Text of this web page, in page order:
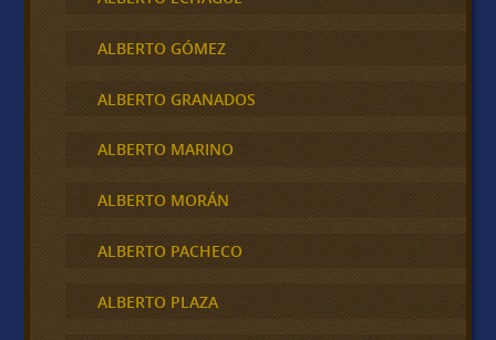
ALBERTO GÓMEZ
ALBERTO GRANADOS
ALBERTO MARINO
ALBERTO MORÁN
ALBERTO PACHECO
ALBERTO PLAZA